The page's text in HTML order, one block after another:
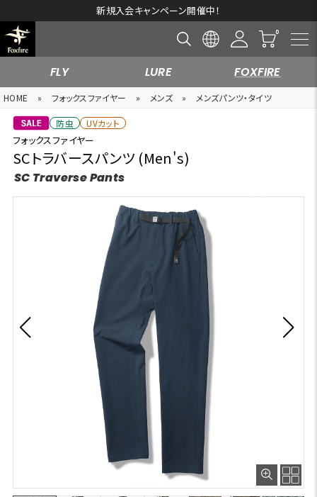
新規入会キャンペーン開催中！
FLY LURE FOXFIRE
HOME » フォックスファイヤー » メンズ » メンズパンツ・タイツ
防虫 UVカット
フォックスファイヤー
SCトラバースパンツ (Men's)
SC Traverse Pants